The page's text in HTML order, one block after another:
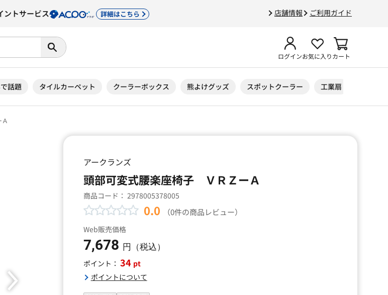
店舗情報 ご利用ガイド
ントサービス 詳細はこちら
ログインお気に入りカート
話題 タイルカーペット クーラーボックス 熊よけグッズ スポットクーラー 工業扇
アークランズ
頭部可変式腰楽座椅子 ＶＲＺーＡ
商品コード： 2978005378005
0.0 （0件の商品レビュー）
Web販売価格
7,678 円（税込）
ポイント： 34 pt
ポイントについて